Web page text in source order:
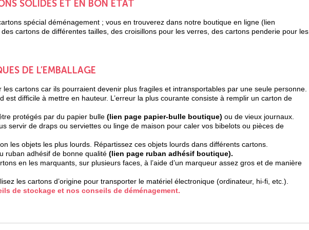
SOLIDES ET EN BON ÉTAT
spécial déménagement ; vous en trouverez dans notre boutique en ligne (lien
cartons de différentes tailles, des croisillons pour les verres, des cartons penderie pour les
DE L’EMBALLAGE
les cartons car ils pourraient devenir plus fragiles et intransportables par une seule personne.
est difficile à mettre en hauteur. L’erreur la plus courante consiste à remplir un carton de
protégés par du papier bulle (lien page papier-bulle boutique) ou de vieux journaux.
servir de draps ou serviettes ou linge de maison pour caler vos bibelots ou pièces de
les objets les plus lourds. Répartissez ces objets lourds dans différents cartons.
ruban adhésif de bonne qualité (lien page ruban adhésif boutique).
en les marquants, sur plusieurs faces, à l’aide d’un marqueur assez gros et de manière
les cartons d’origine pour transporter le matériel électronique (ordinateur, hi-fi, etc.).
de stockage et nos conseils de déménagement.